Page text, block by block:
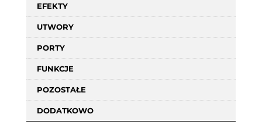
EFEKTY
UTWORY
PORTY
FUNKCJE
POZOSTAŁE
DODATKOWO